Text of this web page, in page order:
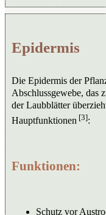
Epidermis
Die Epidermis der
Abschlussgewebe, das
der Laubblätter
Hauptfunktionen [3]:
Funktionen:
Schutz vor